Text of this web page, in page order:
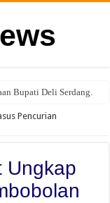
Bupati Deli Serdang.
Pencurian
Ungkap